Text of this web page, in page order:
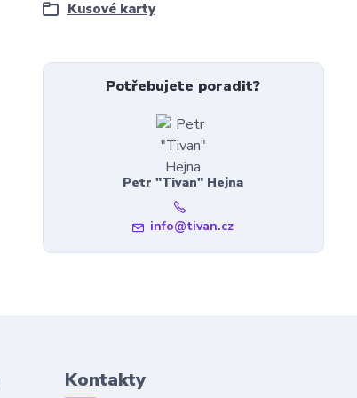
Kusové karty
Potřebujete poradit?
Petr "Tivan" Hejna
info@tivan.cz
Kontakty